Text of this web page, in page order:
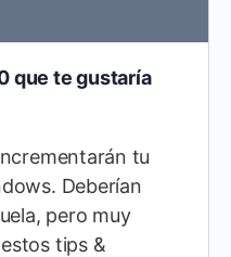
que te gustaría
tu
Deberían
pero muy
tips &